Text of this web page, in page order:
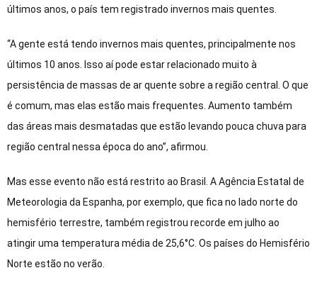
últimos anos, o país tem registrado invernos mais quentes.
“A gente está tendo invernos mais quentes, principalmente nos
últimos 10 anos. Isso aí pode estar relacionado muito à
persistência de massas de ar quente sobre a região central. O que
é comum, mas elas estão mais frequentes. Aumento também
das áreas mais desmatadas que estão levando pouca chuva para
região central nessa época do ano”, afirmou.
Mas esse evento não está restrito ao Brasil. A Agência Estatal de
Meteorologia da Espanha, por exemplo, que fica no lado norte do
hemisfério terrestre, também registrou recorde em julho ao
atingir uma temperatura média de 25,6°C. Os países do Hemisfério
Norte estão no verão.